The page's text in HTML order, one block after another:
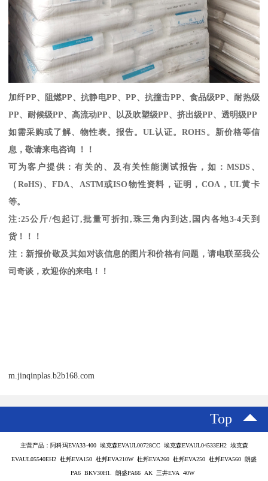
加纤PP、阻燃PP、抗静电PP、 PP、抗撞击PP、食品级PP、耐热级
PP、耐候级PP、高流动PP、以及吹塑级PP、挤出级PP、透明级PP
如需采购或了解、物性表。报告。 UL认证。 ROHS 。新价格等信
息，敬请来电咨询 ！！
可为客户提供：有关的、及有关性能测试报告，如： MSDS 、
（ RoHS) 、FDA、 ASTM或ISO物性资料，证明， COA，UL黄卡
等。
注 :25公斤/包起订,批量可折扣, 珠三角内到达, 国内各地3-4天到
货！！！
注：新报价敬及其如对该信息的图片和价格有问题，请电联至我公
司奇谈，欢迎你的来电！！
m.jinqinplas.b2b168.com
Top
主营产品：阿科玛EVA33-400 埃克森EVAUL00728CC 埃克森EVAUL04533EH2 埃克森
EVAUL05540EH2 杜邦EVA150 杜邦EVA210W 杜邦EVA260 杜邦EVA250 杜邦EVA560 朗盛
PA6 BKV30H1. 朗盛PA66 AK 三井EVA 40W